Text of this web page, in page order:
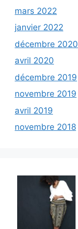
mars 2022
janvier 2022
décembre 2020
avril 2020
décembre 2019
novembre 2019
avril 2019
novembre 2018